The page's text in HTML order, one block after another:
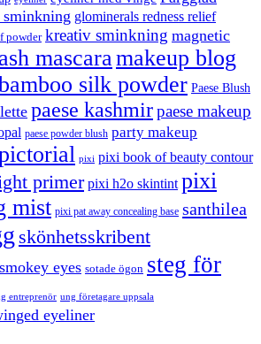
glominerals redness relief
powder kreativ sminkning magnetic
mascaramakeup blog
silk powder Paese Blush
paese kashmirpaese makeup
paese powder blush party makeup
pixi pixi book of beauty contour
primer pixi h2o skintint pixi
mist pixi pat away concealing base santhilea
skönhetsskribent
smokey eyes sotade ögon steg för
entreprenör ung företagare uppsala
eyeliner